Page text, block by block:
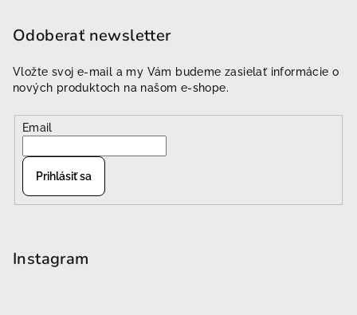
Odoberať newsletter
Vložte svoj e-mail a my Vám budeme zasielať informácie o
nových produktoch na našom e-shope.
Email
Prihlásiť sa
Instagram